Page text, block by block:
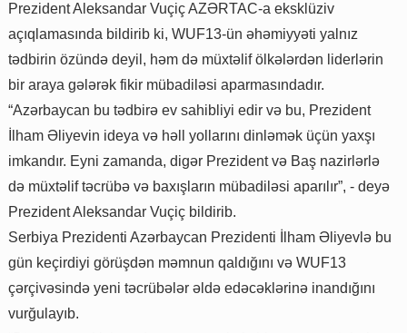
Prezident Aleksandar Vuçiç AZƏRTAC-a eksklüziv
açıqlamasında bildirib ki, WUF13-ün əhəmiyyəti yalnız
tədbirin özündə deyil, həm də müxtəlif ölkələrdən liderlərin
bir araya gələrək fikir mübadiləsi aparmasındadır.
“Azərbaycan bu tədbirə ev sahibliyi edir və bu, Prezident
İlham Əliyevin ideya və həll yollarını dinləmək üçün yaxşı
imkandır. Eyni zamanda, digər Prezident və Baş nazirlərlə
də müxtəlif təcrübə və baxışların mübadiləsi aparılır”, - deyə
Prezident Aleksandar Vuçiç bildirib.
Serbiya Prezidenti Azərbaycan Prezidenti İlham Əliyevlə bu
gün keçirdiyi görüşdən məmnun qaldığını və WUF13
çərçivəsində yeni təcrübələr əldə edəcəklərinə inandığını
vurğulayıb.